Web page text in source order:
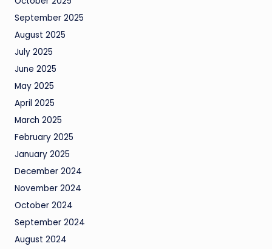
September 2025
August 2025
July 2025
June 2025
May 2025
April 2025
March 2025
February 2025
January 2025
December 2024
November 2024
October 2024
September 2024
August 2024